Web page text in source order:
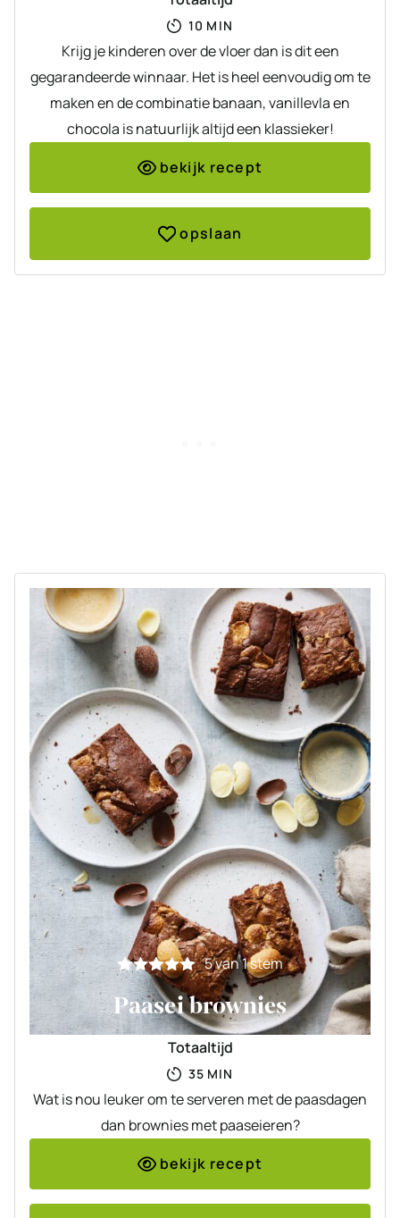
10 MINUTEN
MIN
Krijg je kinderen over de vloer dan is dit een
gegarandeerde winnaar. Het is heel eenvoudig om te
maken en de combinatie banaan, vanillevla en
chocola is natuurlijk altijd een klassieker!
bekijk recept
opslaan
5van 1 stem
Paasei brownies
Totaaltijd
35MINUTEN
MIN
Wat is nou leuker om te serveren met de paasdagen
dan brownies met paaseieren?
bekijk recept